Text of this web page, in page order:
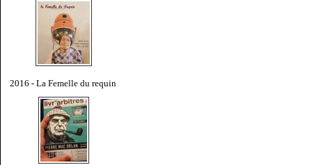
2016 - La Femelle du requin